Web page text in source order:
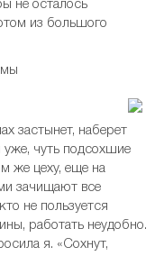
не осталось
из большого
застынет, наберет
чуть подсохшие
же цеху, еще на
зачищают все
не пользуется
работать неудобно.
я. «Сохнут,